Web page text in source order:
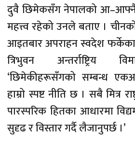
दुवै छिमेकसँग नेपालको आ–आफ्नै
महत्त्व रहेको उनले बताए ।
आइतबार अपराहन स्वदेश फर्केका
त्रिभुवन अन्तर्राष्ट्रिय
‘छिमेकीहरूसँगको सम्बन्ध
हाम्रो स्पष्ट नीति छ । सबै मित्र
पारस्परिक हितका आधारमा
सुदृढ र विस्तार गर्दै लैजानुपर्छ ।’